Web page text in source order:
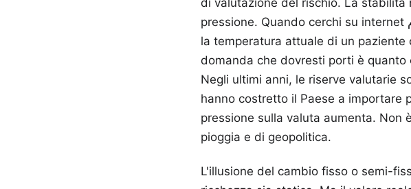
di valutazione del rischio. La
pressione. Quando cerchi su internet كم يساوي اليورو بالدرهم المغربي اليوم, stai guardando solo
la temperatura attuale di un
domanda che dovresti porti è
Negli ultimi anni, le riserve valutarie
hanno costretto il Paese a importare
pressione sulla valuta aumenta. Non
pioggia e di geopolitica.
L'illusione del cambio fisso o semi-